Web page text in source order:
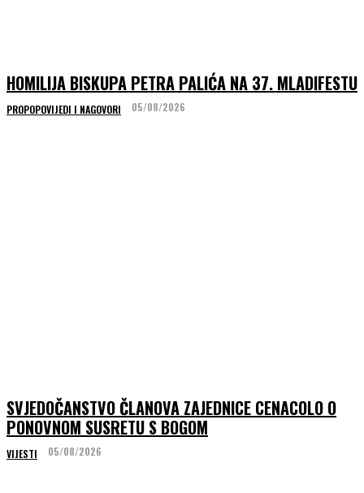
HOMILIJA BISKUPA PETRA PALIĆA NA 37. MLADIFESTU
PROPOPOVIJEDI I NAGOVORI 05/08/2026
SVJEDOČANSTVO ČLANOVA ZAJEDNICE CENACOLO O
PONOVNOM SUSRETU S BOGOM
VIJESTI 05/08/2026